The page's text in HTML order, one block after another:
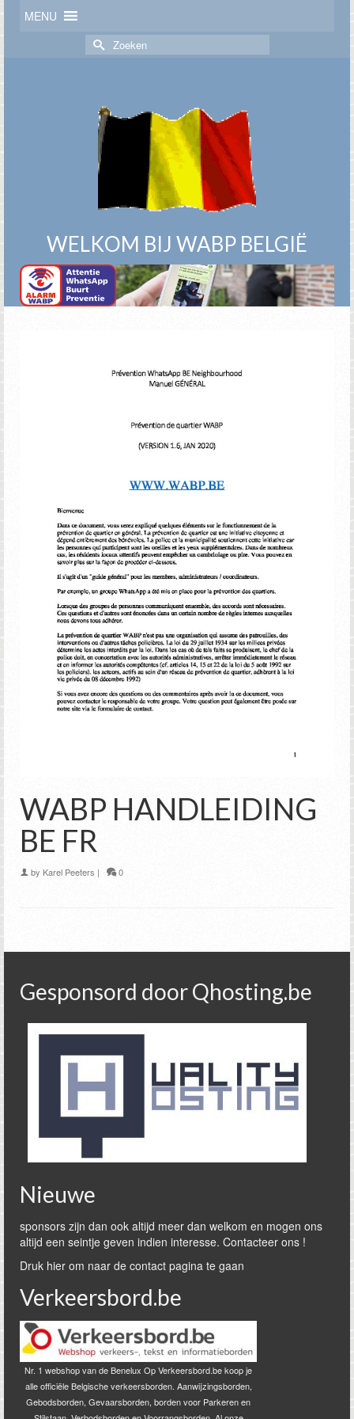
MENU
Zoek
naar:
WELKOM BIJ WABP BELGIË
WABP HANDLEIDING
BE FR
by Karel Peeters | 0
Gesponsord door Qhosting.be
Nieuwe
sponsors zijn dan ook altijd meer dan welkom en mogen ons
altijd een seintje geven indien interesse. Contacteer ons !
Druk hier om naar de contact pagina te gaan
Verkeersbord.be
Nr. 1 webshop van de Benelux Op Verkeersbord.be koop je
alle officiële Belgische verkeersborden. Aanwijzingsborden,
Gebodsborden, Gevaarsborden, borden voor Parkeren en